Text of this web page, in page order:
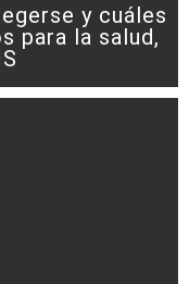
y cuáles
para la salud,